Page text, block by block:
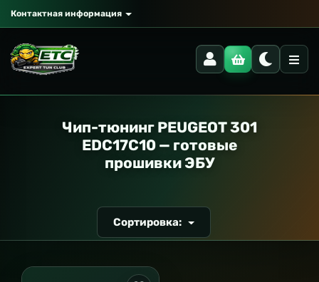
Контактная информация
Чип-тюнинг PEUGEOT 301
EDC17C10 — готовые
прошивки ЭБУ
Сортировка: